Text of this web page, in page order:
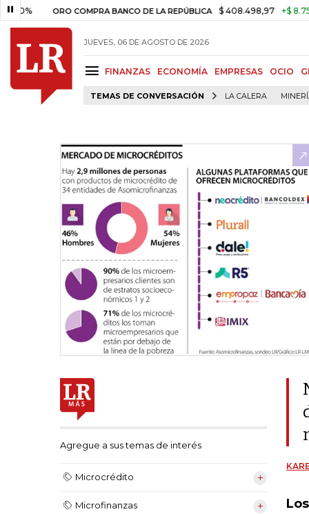
ORO COMPRA BANCO DE LA REPÚBLICA $ 408.498,97 +$ 8.753,81
JUEVES, 06 DE AGOSTO DE 2026
FINANZAS ECONOMÍA EMPRESAS OCIO
TEMAS DE CONVERSACIÓN LA CALERA
Agregue a sus temas de interés
Microcrédito
Microfinanzas